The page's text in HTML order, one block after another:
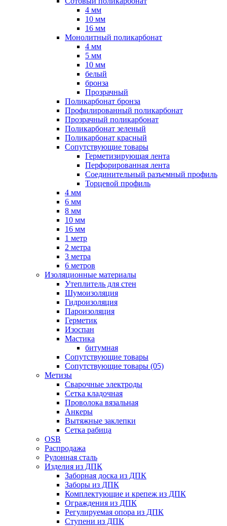
4 мм
10 мм
16 мм
Монолитный поликарбонат
4 мм
5 мм
10 мм
белый
бронза
Прозрачный
Поликарбонат бронза
Профилированный поликарбонат
Прозрачный поликарбонат
Поликарбонат зеленый
Поликарбонат красный
Сопутствующие товары
Герметизирующая лента
Перфорированная лента
Соединительный разъемный профиль
Торцевой профиль
4 мм
6 мм
8 мм
10 мм
16 мм
1 метр
2 метра
3 метра
6 метров
Изоляционные материалы
Утеплитель для стен
Шумоизоляция
Гидроизоляция
Пароизоляция
Герметик
Изоспан
Мастика
битумная
Сопутствующие товары
Сопутствующие товары (05)
Метизы
Сварочные электроды
Сетка кладочная
Проволока вязальная
Анкеры
Вытяжные заклепки
Сетка рабица
OSB
Распродажа
Рулонная сталь
Изделия из ДПК
Заборная доска из ДПК
Заборы из ДПК
Комплектующие и крепеж из ДПК
Ограждения из ДПК
Регулируемая опора из ДПК
Ступени из ДПК